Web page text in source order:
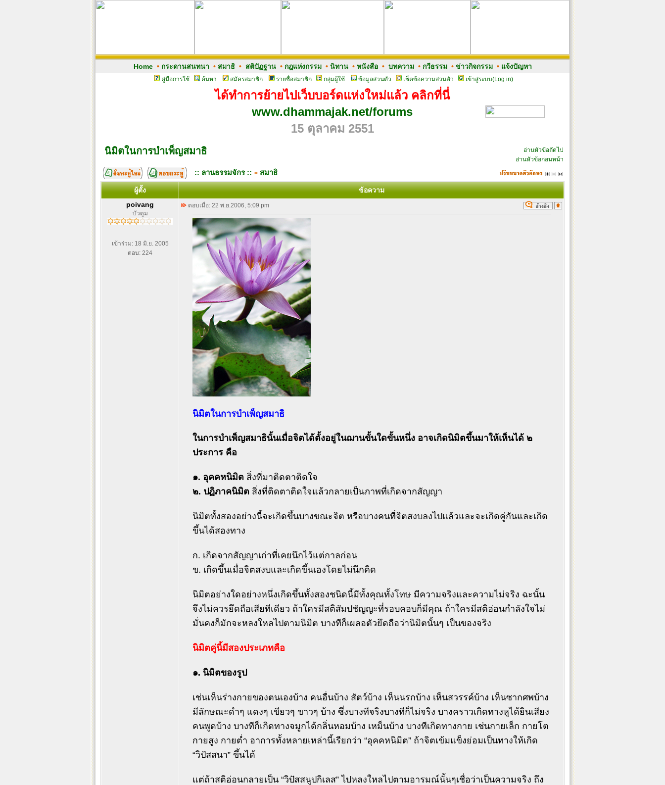
Home• กระดานสนทนา • สมาธิ• สติปัฏฐาน• กฎแห่งกรรม• นิทาน• หนังสือ• บทความ• กวีธรรม• ข่าวกิจกรรม• แจ้งปัญหา
คู่มือการใช้ ค้นหา สมัครสมาชิก รายชื่อสมาชิก กลุ่มผู้ใช้ ข้อมูลส่วนตัว เช็คข้อความส่วนตัว เข้าสู่ระบบ(Log in)
ได้ทำการย้ายไปเว็บบอร์ดแห่งใหม่แล้ว คลิกที่นี่
www.dhammajak.net/forums
15 ตุลาคม 2551
นิมิตในการบำเพ็ญสมาธิ
อ่านหัวข้อถัดไป
อ่านหัวข้อก่อนหน้า
:: ลานธรรมจักร :: » สมาธิ
ผู้ตั้ง
ข้อความ
poivang
บัวตูม
เข้าร่วม: 18 มิ.ย. 2005
ตอบ: 224
ตอบเมื่อ: 22 พ.ย.2006, 5:09 pm
นิมิตในการบำเพ็ญสมาธิ
ในการบำเพ็ญสมาธินั้นเมื่อจิตได้ตั้งอยู่ในฌานขั้นใดขั้นหนึ่ง อาจเกิดนิมิตขึ้นมาให้เห็นได้ ๒
ประการ คือ
๑. อุคคหนิมิตสิ่งที่มาติดตาติดใจ
๒. ปฏิภาคนิมิตสิ่งที่ติดตาติดใจแล้วกลายเป็นภาพที่เกิดจากสัญญา
นิมิตทั้งสองอย่างนี้จะเกิดขึ้นบางขณะจิต หรือบางคนที่จิตสงบลงไปแล้วและจะเกิดคู่กันและเกิด
ขึ้นได้สองทาง
ก. เกิดจากสัญญาเก่าที่เคยนึกไว้แต่กาลก่อน
ข. เกิดขึ้นเมื่อจิตสงบและเกิดขึ้นเองโดยไม่นึกคิด
นิมิตอย่างใดอย่างหนึ่งเกิดขึ้นทั้งสองชนิดนี้มีทั้งคุณทั้งโทษ มีความจริงและความไม่จริง ฉะนั้น
จึงไม่ควรยึดถือเสียทีเดียว ถ้าใครมีสติสัมปชัญญะที่รอบคอบก็มีคุณ ถ้าใครมีสติอ่อนกำลังใจไม่
มั่นคงก็มักจะหลงใหลไปตามนิมิต บางทีก็เผลอตัวยึดถือว่านิมิตนั้นๆ เป็นของจริง
นิมิตคู่นี้มีสองประเภทคือ
๑. นิมิตของรูป
เช่นเห็นร่างกายของตนเองบ้าง คนอื่นบ้าง สัตว์บ้าง เห็นนรกบ้าง เห็นสวรรค์บ้าง เห็นซากศพบ้าง
มีลักษณะดำๆ แดงๆ เขียวๆ ขาวๆ บ้าง ซึ่งบางทีจริงบางทีก็ไม่จริง บางคราวเกิดทางหูได้ยินเสียง
คนพูดบ้าง บางทีก็เกิดทางจมูกได้กลิ่นหอมบ้าง เหม็นบ้าง บางทีเกิดทางกาย เช่นกายเล็ก กายโต
กายสูง กายต่ำ อาการทั้งหลายเหล่านี้เรียกว่า “อุคคหนิมิต” ถ้าจิตเข้มแข็งย่อมเป็นทางให้เกิด
“วิปัสสนา” ขึ้นได้
แต่ถ้าสติอ่อนกลายเป็น “วิปัสสนูปกิเลส” ไปหลงใหลไปตามอารมณ์นั้นๆเชื่อว่าเป็นความจริง ถึง